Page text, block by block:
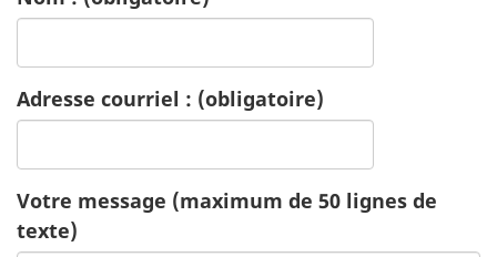
c
a
t
i
o
Adresse courriel : (obligatoire)
Votre message (maximum de 50 lignes de
texte)